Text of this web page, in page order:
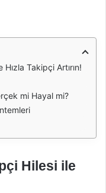
Takipçi Artırın!
mi Hayal mi?
Hilesi ile